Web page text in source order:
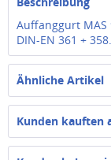
Auffanggurt MAS
DIN-EN 361 +
Ähnliche Artikel
Kunden kauften